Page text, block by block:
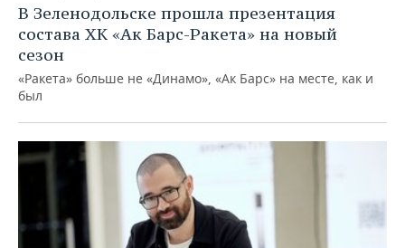
В Зеленодольске прошла презентация
состава ХК «Ак Барс-Ракета» на новый
сезон
«Ракета» больше не «Динамо», «Ак Барс» на месте, как и
был